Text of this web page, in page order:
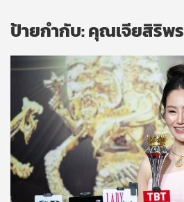
ป้ายกำกับ:คุณเจียสิริพร